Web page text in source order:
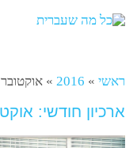
ראשי »
2016
» אוקטובר
ארכיון חודשי: אוקטובר